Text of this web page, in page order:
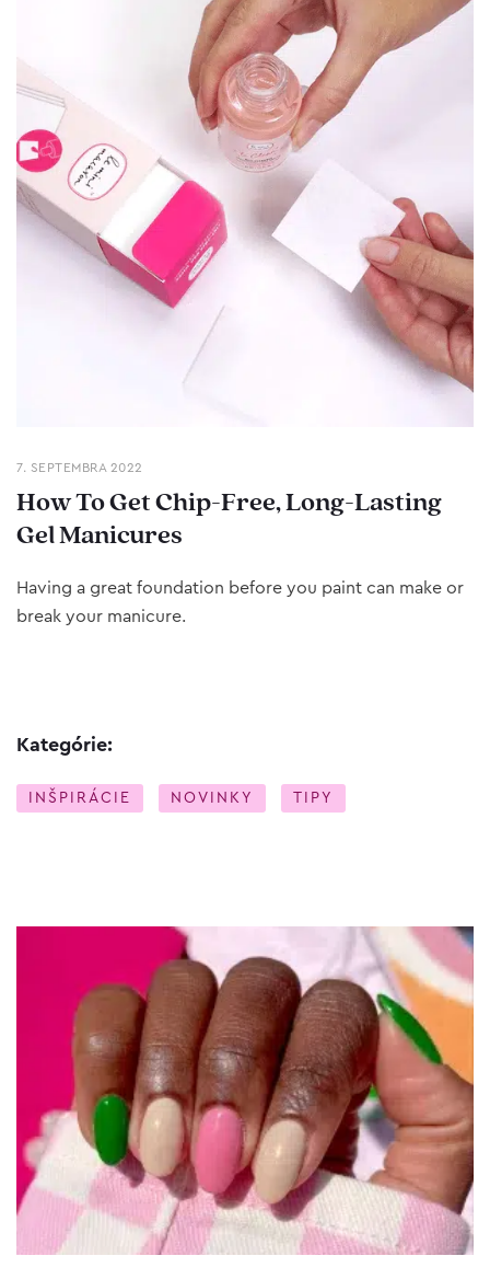
7. SEPTEMBRA 2022
How To Get Chip-Free, Long-Lasting
Gel Manicures
Having a great foundation before you paint can make or
break your manicure.
Kategórie:
INŠPIRÁCIE NOVINKY TIPY